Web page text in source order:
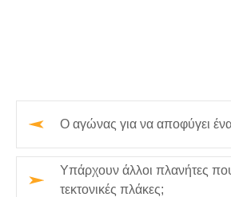
Ο αγώνας για να αποφύγει
Υπάρχουν άλλοι πλανήτες
τεκτονικές πλάκες;